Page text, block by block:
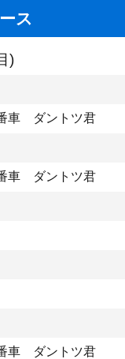
ス
)
車 ダントツ君
車 ダントツ君
車 ダントツ君